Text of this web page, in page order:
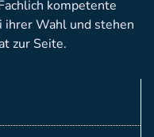
kompetente
Wahl und stehen
zur Seite.